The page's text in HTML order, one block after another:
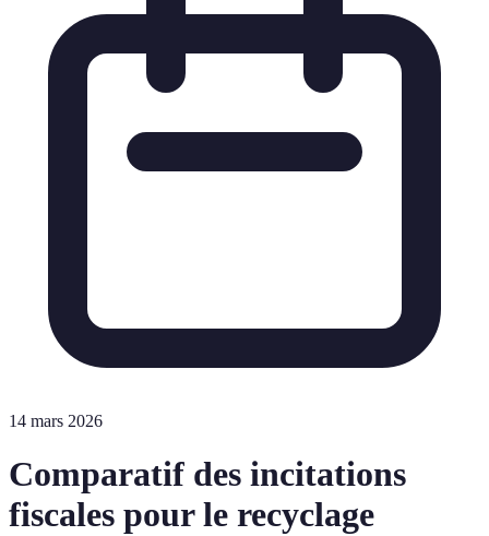
14 mars 2026
Comparatif des incitations
fiscales pour le recyclage